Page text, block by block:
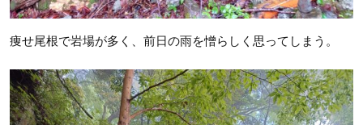
痩せ尾根で岩場が多く、前日の雨を憎らしく思ってしまう。